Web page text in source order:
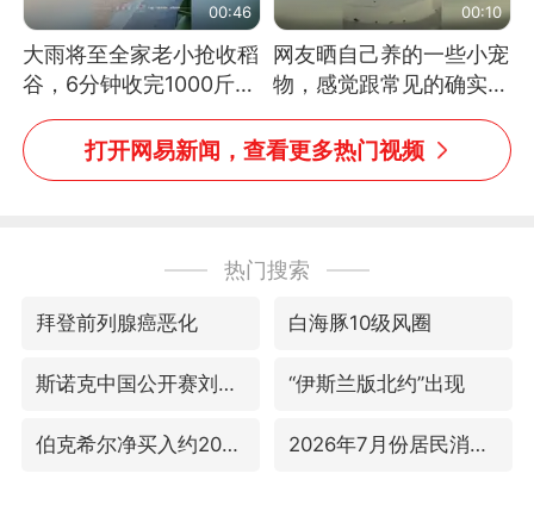
00:46
大雨将至全家老小抢收稻
谷，6分钟收完1000斤，
没有一个人掉链子
00:10
网友晒自己养的一些小宠
物，感觉跟常见的确实有
些不一样
打开网易新闻，查看更多热门视频
热门搜索
拜登前列腺癌恶化 白海豚10级风圈
斯诺克中国公开赛刘宏宇击败霍金斯 “伊斯兰版北约”出现
伯克希尔净买入约200亿美元股票 2026年7月份居民消费价格同比上涨0.5%